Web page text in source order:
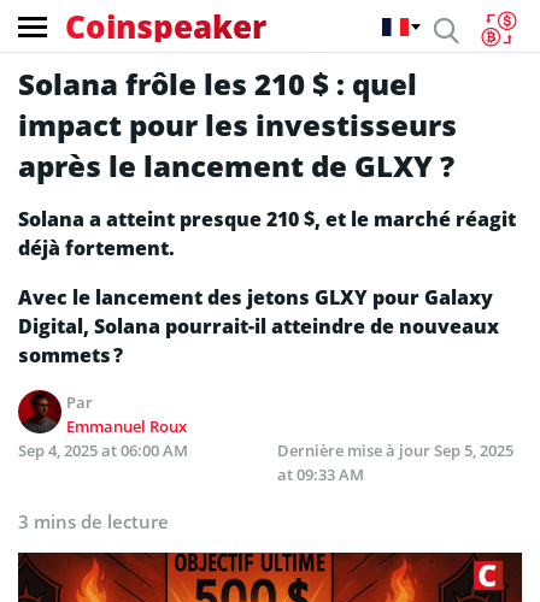
Coinspeaker
Solana frôle les 210 $ : quel
impact pour les investisseurs
après le lancement de GLXY ?
Solana a atteint presque 210 $, et le marché réagit
déjà fortement.
Avec le lancement des jetons GLXY pour Galaxy
Digital, Solana pourrait-il atteindre de nouveaux
sommets ?
Par
Emmanuel Roux
Sep 4, 2025 at 06:00 AM
Dernière mise à jourSep 5, 2025
at 09:33 AM
3 mins de lecture